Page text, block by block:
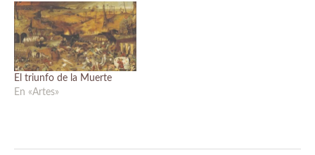
El triunfo de la Muerte
En «Artes»